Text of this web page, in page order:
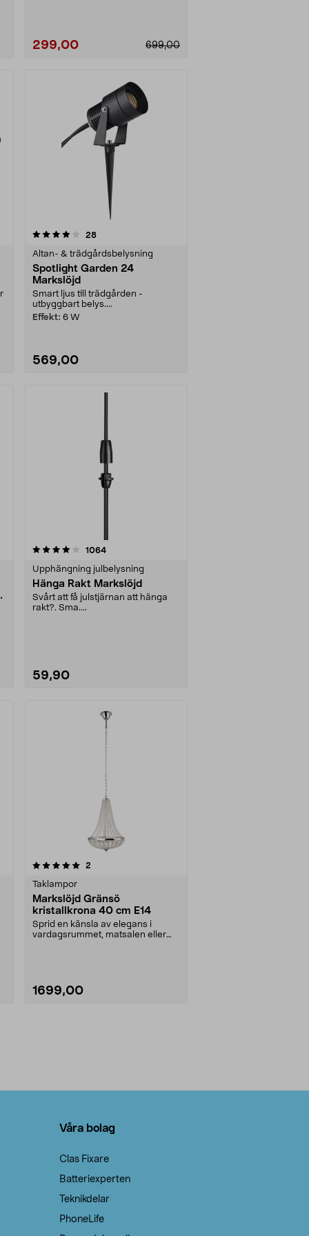
299,00 699,00
28recensioner
Altan- & trädgårdsbelysning
Spotlight Garden 24
Markslöjd
Smart ljus till trädgården -
utbyggbart belys....
Effekt: 6 W
569,00
1064recensioner
Upphängning julbelysning
Hänga Rakt Markslöjd
Svårt att få julstjärnan att hänga
rakt?. Sma....
59,90
Se varianter
2
Taklampor
Markslöjd Gränsö
kristallkrona 40 cm E14
Sprid en känsla av elegans i
vardagsrummet, matsalen eller
1699,00
Våra bolag
Clas Fixare
Batteriexperten
Teknikdelar
PhoneLife